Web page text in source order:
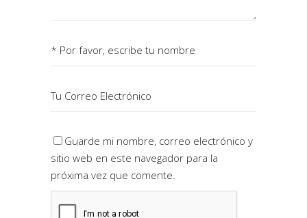
Guarde mi nombre, correo electrónico y
sitio web en este navegador para la
próxima vez que comente.